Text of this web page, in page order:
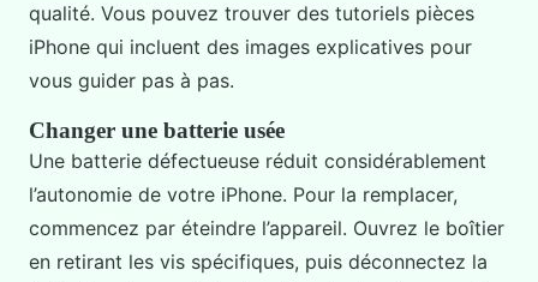
qualité. Vous pouvez trouver des tutoriels pièces
iPhone qui incluent des images explicatives pour
vous guider pas à pas.
Changer une batterie usée
Une batterie défectueuse réduit considérablement
l’autonomie de votre iPhone. Pour la remplacer,
commencez par éteindre l’appareil. Ouvrez le boîtier
en retirant les vis spécifiques, puis déconnectez la